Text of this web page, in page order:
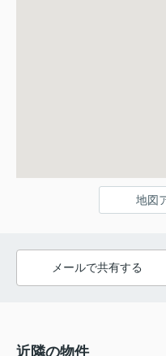
地図
メールで共有する
近隣の物件